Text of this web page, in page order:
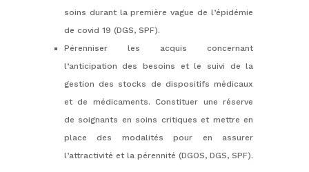
soins durant la première vague de l’épidémie
de covid 19 (DGS, SPF).
Pérenniser les acquis concernant
l’anticipation des besoins et le suivi de la
gestion des stocks de dispositifs médicaux
et de médicaments. Constituer une réserve
de soignants en soins critiques et mettre en
place des modalités pour en assurer
l’attractivité et la pérennité (DGOS, DGS, SPF).